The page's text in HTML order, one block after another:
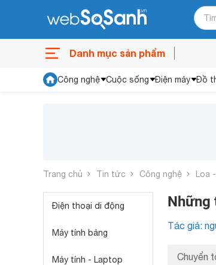
Danh mục sản phẩm
Công nghệ Cuộc sống Điện máy Đồ
Trang chủ Tin tức Công nghệ Loa
Điện thoại di động
Máy tính bảng
Máy tính - Laptop
Những
Tác giả:
Chuyển